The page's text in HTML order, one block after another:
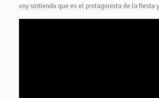
voy sintiendo que es el protagonista de la fiesta